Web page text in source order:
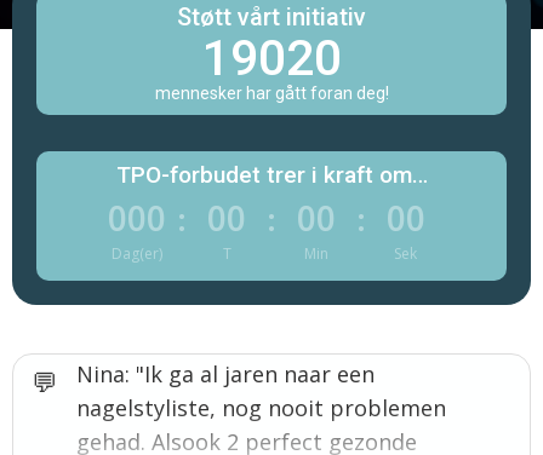
Støtt vårt initiativ
19020
mennesker har gått foran deg!
TPO-forbudet trer i kraft om…
000
Dag(er)
: 00
T
: 00
Min
: 00
Sek
Nina: "Ik ga al jaren naar een
nagelstyliste, nog nooit problemen
gehad. Alsook 2 perfect gezonde